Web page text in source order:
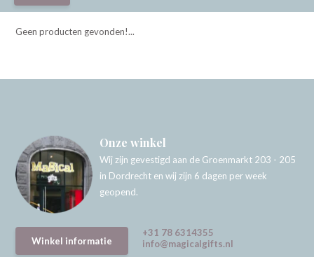
Geen producten gevonden!...
Onze winkel
Wij zijn gevestigd aan de Groenmarkt 203 - 205
in Dordrecht en wij zijn 6 dagen per week
geopend.
Winkel informatie
+31 78 6314355
info@magicalgifts.nl